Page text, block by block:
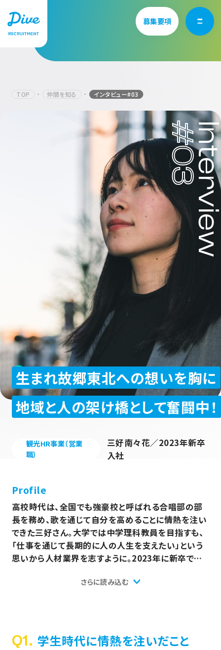
募集要項
Vision/Mission
カルチャーを知る
仲間を知る
仕事を知る
地方創生事業
その他事業
ダイブホールディングス
制度を知る
ダイブグループ募集要項
Entry
Corporate Site
生まれ故郷東北への想いを胸に
地域と人の架け橋として奮闘中！
観光HR事業（営業
職）
三好南々花／2023年新卒
入社
TOP 仲間を知る インタビュー#03
#03
Profile
高校時代は、全国でも強豪校と呼ばれる合唱部の部
長を務め、歌を通じて自分を高めることに情熱を注い
できた三好さん。大学では中学理科教員を目指すも、
「仕事を通じて長期的に人の人生を支えたい」という
思いから人材業界を志すように。2023年に新卒で観
新人賞を受賞！地元・東北への強い想いを胸に、目標
さらに読み込む
Q1. 学生時代に情熱を注いだこと